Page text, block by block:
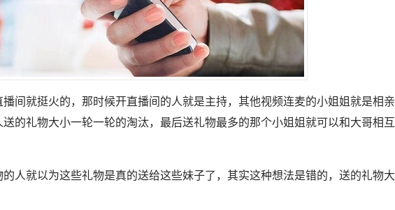
间就挺火的，那时候开直播间的人就是主持，其他视频连麦的小姐姐就是相亲
的礼物大小一轮一轮的淘汰，最后送礼物最多的那个小姐姐就可以和大哥相互
人就以为这些礼物是真的送给这些妹子了，其实这种想法是错的，送的礼物大